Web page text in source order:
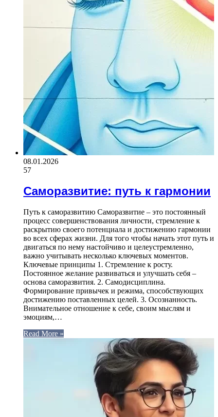
08.01.2026
57
Саморазвитие: путь к гармонии
Путь к саморазвитию Саморазвитие – это постоянный
процесс совершенствования личности, стремление к
раскрытию своего потенциала и достижению гармонии
во всех сферах жизни. Для того чтобы начать этот путь и
двигаться по нему настойчиво и целеустремленно,
важно учитывать несколько ключевых моментов.
Ключевые принципы 1. Стремление к росту.
Постоянное желание развиваться и улучшать себя –
основа саморазвития. 2. Самодисциплина.
Формирование привычек и режима, способствующих
достижению поставленных целей. 3. Осознанность.
Внимательное отношение к себе, своим мыслям и
эмоциям,…
Read More »